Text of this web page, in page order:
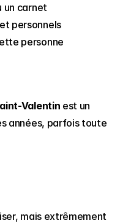
un carnet
personnels
personne
Valentin est un
années, parfois toute
mais extrêmement